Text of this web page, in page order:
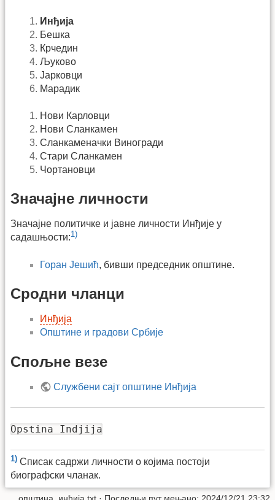
Инђија
Бешка
Крчедин
Љуково
Јарковци
Марадик
Нови Карловци
Нови Сланкамен
Сланкаменачки Виногради
Стари Сланкамен
Чортановци
Значајне личности
Значајне политичке и јавне личности Инђије у
садашњости:1)
Горан Јешић, бивши председник општине.
Сродни чланци
Инђија
Општине и градови Србије
Спољне везе
Службени сајт општине Инђија
Opstina Indjija
1) Списак садржи личности о којима постоји
биографски чланак.